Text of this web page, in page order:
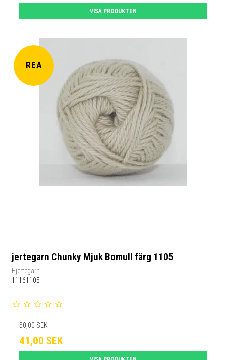
VISA PRODUKTEN
REA
jertegarn Chunky Mjuk Bomull färg 1105
Hjertegarn
11161105
50,00 SEK
41,00 SEK